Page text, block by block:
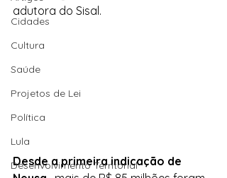
Cidades
Cultura
Saúde
Projetos de Lei
Política
Lula
Desenvolvimento Territorial
adutora do Sisal.
Desde a primeira indicação de